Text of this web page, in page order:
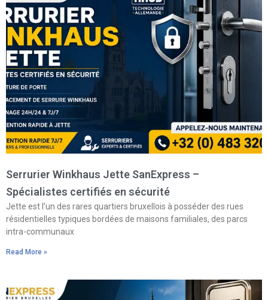
Serrurier Winkhaus Jette SanExpress –
Spécialistes certifiés en sécurité
Jette est l’un des rares quartiers bruxellois à posséder des rues
résidentielles typiques bordées de maisons familiales, des parcs
intra-communaux
Read More »